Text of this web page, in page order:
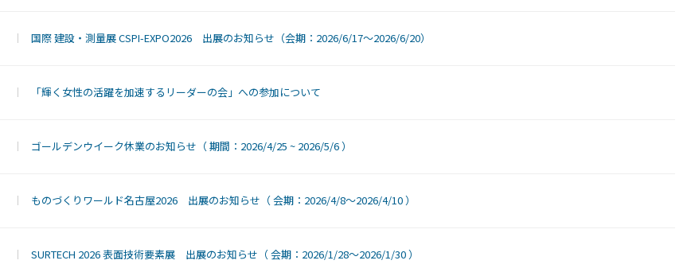
国際 建設・測量展 CSPI-EXPO2026 出展のお知らせ（会期：2026/6/17～2026/6/20）
「輝く女性の活躍を加速するリーダーの会」への参加について
ゴールデンウイーク休業のお知らせ（ 期間：2026/4/25 ~ 2026/5/6 ）
ものづくりワールド名古屋2026 出展のお知らせ（ 会期：2026/4/8～2026/4/10 ）
SURTECH 2026 表面技術要素展 出展のお知らせ（ 会期：2026/1/28～2026/1/30 ）